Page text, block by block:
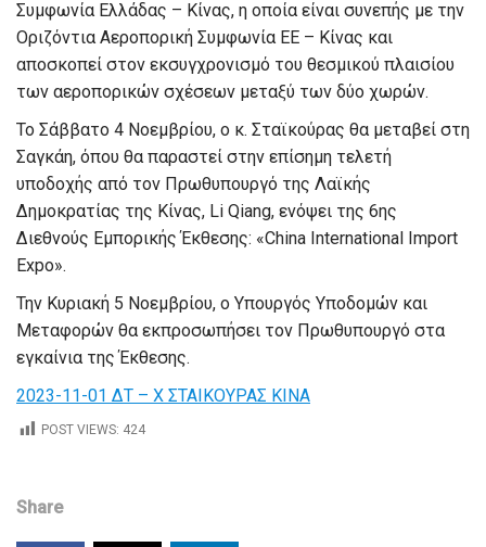
Συμφωνία Ελλάδας – Κίνας, η οποία είναι συνεπής με την
Οριζόντια Αεροπορική Συμφωνία ΕΕ – Κίνας και
αποσκοπεί στον εκσυγχρονισμό του θεσμικού πλαισίου
των αεροπορικών σχέσεων μεταξύ των δύο χωρών.
Το Σάββατο 4 Νοεμβρίου, ο κ. Σταϊκούρας θα μεταβεί στη
Σαγκάη, όπου θα παραστεί στην επίσημη τελετή
υποδοχής από τον Πρωθυπουργό της Λαϊκής
Δημοκρατίας της Κίνας, Li Qiang, ενόψει της 6ης
Διεθνούς Εμπορικής Έκθεσης: «China International Import
Expo».
Την Κυριακή 5 Νοεμβρίου, ο Υπουργός Υποδομών και
Μεταφορών θα εκπροσωπήσει τον Πρωθυπουργό στα
εγκαίνια της Έκθεσης.
2023-11-01 ΔΤ – Χ ΣΤΑΙΚΟΥΡΑΣ ΚΙΝΑ
POST VIEWS: 424
Share